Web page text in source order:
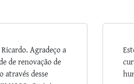
Agradeço a
de renovação de
através desse